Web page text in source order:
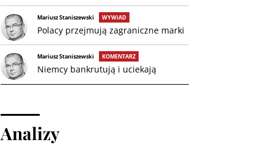
Mariusz Staniszewski WYWIAD
Polacy przejmują zagraniczne marki
Mariusz Staniszewski KOMENTARZ
Niemcy bankrutują i uciekają
Analizy